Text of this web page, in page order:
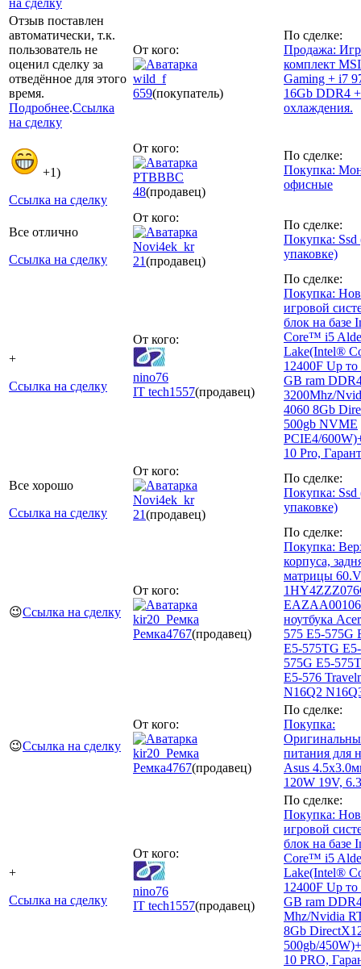
Отзыв поставлен
автоматически, т.к.
пользователь не
оценил сделку за
отведённое для этого
время.
Подробнее.Ссылка
на сделку
От кого:
wild_f
659(покупатель)
По сделке:
Продажа:
комплект
Gaming + i7
16Gb DDR4
охлаждения.
+1)
Ссылка на сделку
От кого:
РТВВВС
48(продавец)
По сделке:
Покупка:
офисные
Все отлично
Ссылка на сделку
От кого:
Novi4ek_kr
21(продавец)
По сделке:
Покупка:
упаковке)
+
Ссылка на сделку
От кого:
nino76
IT tech1557(продавец)
По сделке:
Покупка:
игровой
блок на базе
Core™ i5
Lake(Intel®
12400F Up
GB ram
3200Mhz/
4060 8Gb
500gb NVME
PCIE4/
10 Pro,
Все хорошо
Ссылка на сделку
От кого:
Novi4ek_kr
21(продавец)
По сделке:
Покупка:
упаковке)
😉Ссылка на сделку
От кого:
kir20_Ремка
Ремка4767(продавец)
По сделке:
Покупка:
корпуса,
матрицы
ноутбука
575 E5-575G
E5-575TG
575G E5-
E5-576
N16Q2
😉Ссылка на сделку
От кого:
kir20_Ремка
Ремка4767(продавец)
По сделке:
Покупка:
питания для
Asus
120W 19V,
+
Ссылка на сделку
От кого:
nino76
IT tech1557(продавец)
По сделке:
Покупка:
игровой
блок на базе
Core™ i5
Lake(Intel®
12400F Up
GB ram
Mhz/Nvidia
8Gb
500gb/
10 PRO,